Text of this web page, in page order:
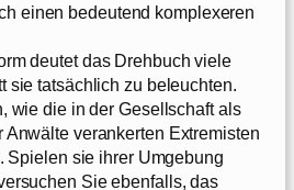
einen bedeutend komplexeren
deutet das Drehbuch viele
sie tatsächlich zu beleuchten.
wie die in der Gesellschaft als
Anwälte verankerten Extremisten
Spielen sie ihrer Umgebung
Sie ebenfalls, das